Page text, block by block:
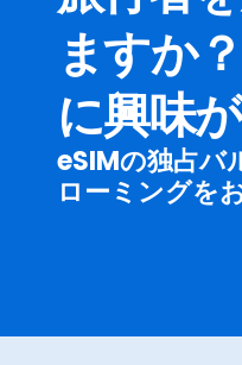
ますか
に興味
eSIMの独占バ
ローミングを